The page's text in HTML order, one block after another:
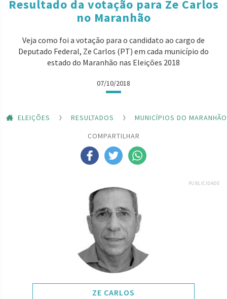
Resultado da votação para Ze Carlos
no Maranhão
Veja como foi a votação para o candidato ao cargo de
Deputado Federal, Ze Carlos (PT) em cada município do
estado do Maranhão nas Eleições 2018
07/10/2018
ELEIÇÕES RESULTADOS
MUNICÍPIOS DO MARANHÃO
COMPARTILHAR
PUBLICIDADE
ZE CARLOS